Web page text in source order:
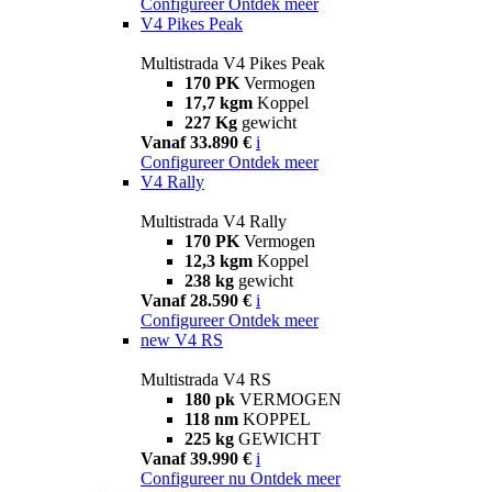
V4 Pikes Peak
Multistrada V4 Pikes Peak
170 PK Vermogen
17,7 kgm Koppel
227 Kg gewicht
Vanaf 33.890 € i
Configureer Ontdek meer
V4 Rally
Multistrada V4 Rally
170 PK Vermogen
12,3 kgm Koppel
238 kg gewicht
Vanaf 28.590 € i
Configureer Ontdek meer
new V4 RS
Multistrada V4 RS
180 pk VERMOGEN
118 nm KOPPEL
225 kg GEWICHT
Vanaf 39.990 € i
Configureer nu Ontdek meer